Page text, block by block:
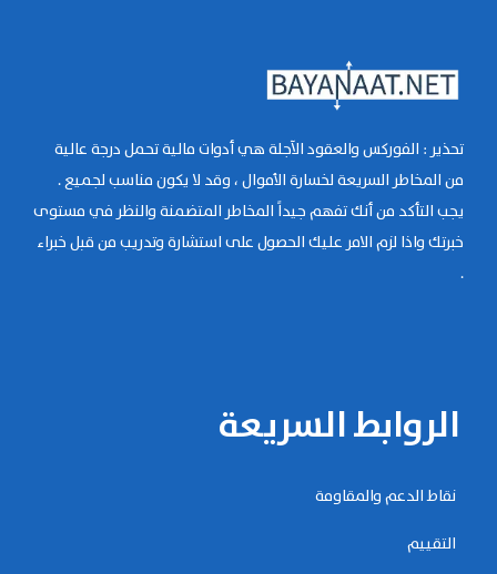
تحذير : الفوركس والعقود الآجلة هي أدوات مالية تحمل درجة عالية
من المخاطر السريعة لخسارة الأموال ، وقد لا يكون مناسب لجميع .
يجب التأكد من أنك تفهم جيداً المخاطر المتضمنة والنظر في مستوى
خبرتك واذا لزم الامر عليك الحصول على استشارة وتدريب من قبل خبراء
.
الروابط السريعة
نقاط الدعم والمقاومة
التقييم